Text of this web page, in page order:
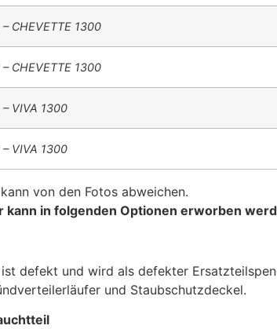
– CHEVETTE 1300
– CHEVETTE 1300
– VIVA 1300
– VIVA 1300
von den Fotos abweichen.
kann in folgenden Optionen erworben
defekt und wird als defekter
und Staubschutzdeckel.